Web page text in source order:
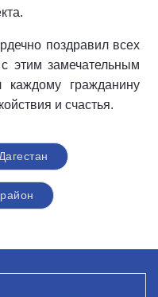
поздравил всех
этим замечательным
гражданину
и счастья.